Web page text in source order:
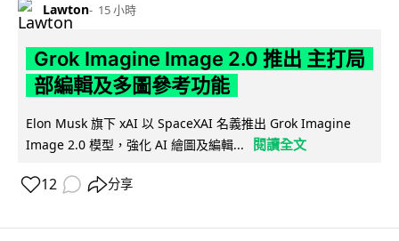
Lawton 15 小時
Grok Imagine Image 2.0 推出 主打局
部編輯及多圖參考功能
Elon Musk 旗下 xAI 以 SpaceXAI 名義推出 Grok Imagine
Image 2.0 模型，強化 AI 繪圖及編輯...
閱讀全文
12 分享